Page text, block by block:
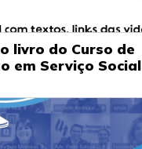
livro do Curso de
em Serviço Social